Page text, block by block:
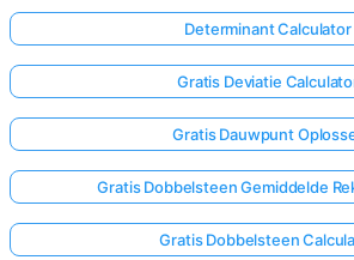
Determinant Calculator
Gratis Deviatie
Gratis Dauwpunt
Gratis Dobbelsteen Gemiddelde
Gratis Dobbelsteen